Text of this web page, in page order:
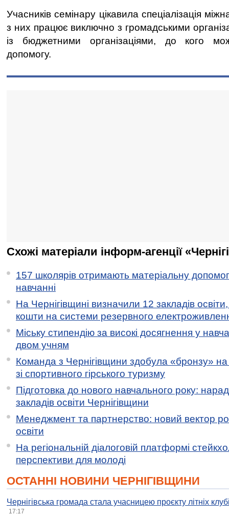
Учасників семінару цікавила спеціалізація
з них працює виключно з громадськими
із бюджетними організаціями, до кого
допомогу.
Схожі матеріали інформ-агенції
157 школярів отримають матеріальну
навчанні
На Чернігівщині визначили 12 закладів
кошти на системи резервного
Міську стипендію за високі досягнення у
двом учням
Команда з Чернігівщини здобула «бронзу» на
зі спортивного гірського туризму
Підготовка до нового навчального року:
закладів освіти Чернігівщини
Менеджмент та партнерство: новий вектор
освіти
На регіональній діалоговій платформі
перспективи для молоді
ОСТАННІ НОВИНИ ЧЕРНІГІВЩИНИ
Чернігівська громада стала учасницею проєкту літніх
17:17